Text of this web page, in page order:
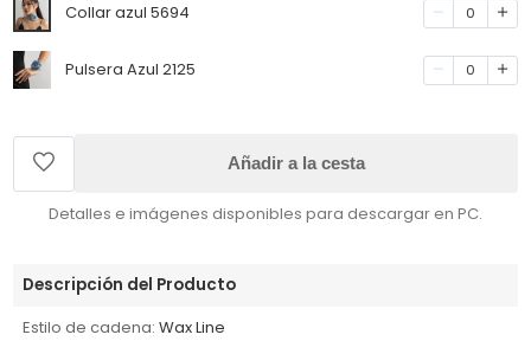
Collar azul 5694 0
Pulsera Azul 2125 0
Añadir a la cesta
Detalles e imágenes disponibles para descargar en PC.
Descripción del Producto
Estilo de cadena: Wax Line